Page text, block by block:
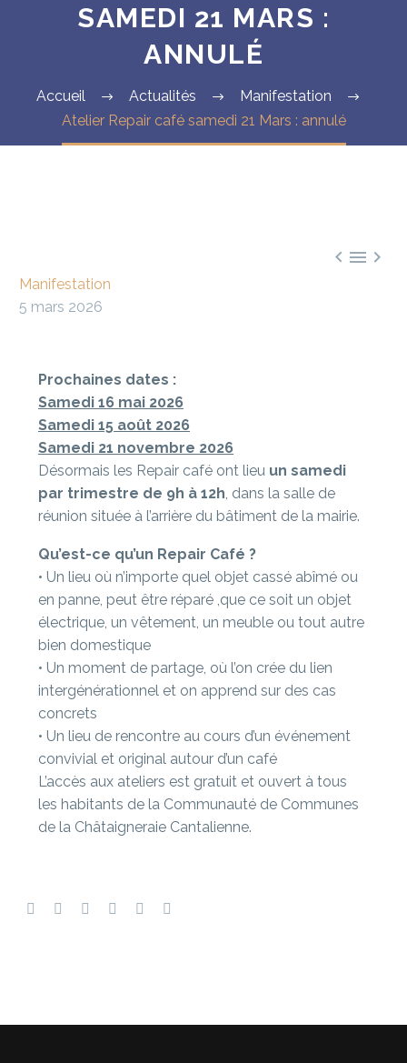
SAMEDI 21 MARS :
ANNULÉ
Accueil Actualités
Manifestation
Atelier Repair café samedi 21 Mars : annulé
  
Manifestation
5 mars 2026
Prochaines dates :
Samedi 16 mai 2026
Samedi 15 août 2026
Samedi 21 novembre 2026
Désormais les Repair café ont lieu un samedi
par trimestre de 9h à 12h , dans la salle de
réunion située à l’arrière du bâtiment de la mairie.
Qu’est-ce qu’un Repair Café ?
• Un lieu où n’importe quel objet cassé abîmé ou
en panne, peut être réparé ,que ce soit un objet
électrique, un vêtement, un meuble ou tout autre
bien domestique
• Un moment de partage, où l’on crée du lien
intergénérationnel et on apprend sur des cas
concrets
• Un lieu de rencontre au cours d’un événement
convivial et original autour d’un café
L’accès aux ateliers est gratuit et ouvert à tous
les habitants de la Communauté de Communes
de la Châtaigneraie Cantalienne.